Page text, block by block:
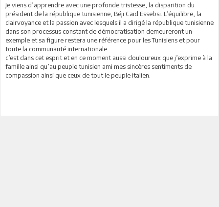
Je viens d’apprendre avec une profonde tristesse, la disparition du
président de la république tunisienne, Béji Caid Essebsi. L’équilibre, la
clairvoyance et la passion avec lesquels il a dirigé la république tunisienne
dans son processus constant de démocratisation demeureront un
exemple et sa figure restera une référence pour les Tunisiens et pour
toute la communauté internationale.
c’est dans cet esprit et en ce moment aussi douloureux que j’exprime à la
famille ainsi qu’au peuple tunisien ami mes sincères sentiments de
compassion ainsi que ceux de tout le peuple italien.